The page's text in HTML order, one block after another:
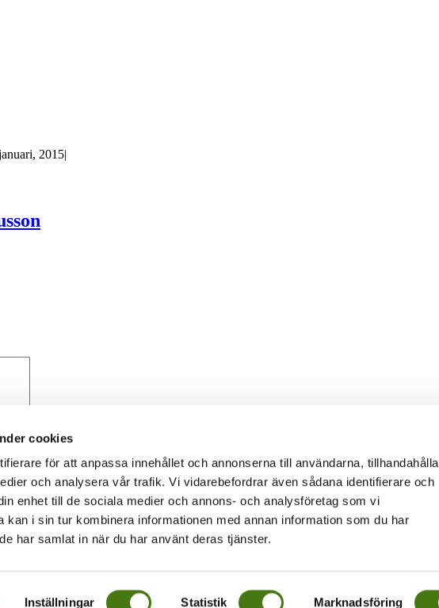
cookies
för att anpassa innehållet och annonserna till användarna, tillhandahålla
och analysera vår trafik. Vi vidarebefordrar även sådana identifierare och
enhet till de sociala medier och annons- och analysföretag som vi
kan i sin tur kombinera informationen med annan information som du har
har samlat in när du har använt deras tjänster.
Inställningar Statistik Marknadsföring
2015|
om hur din kommentarsdata bearbetas.